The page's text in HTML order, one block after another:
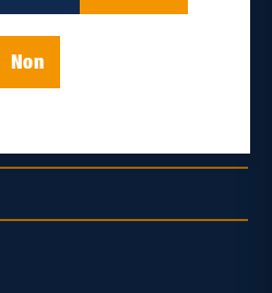
Non